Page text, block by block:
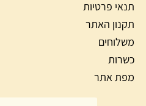
תנאי פרטיות
תקנון האתר
משלוחים
כשרות
מפת אתר